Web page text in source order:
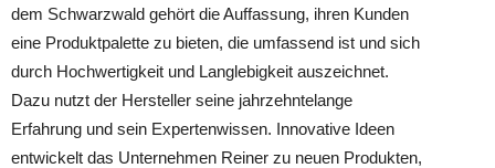
dem Schwarzwald gehört die Auffassung, ihren Kunden
eine Produktpalette zu bieten, die umfassend ist und sich
durch Hochwertigkeit und Langlebigkeit auszeichnet.
Dazu nutzt der Hersteller seine jahrzehntelange
Erfahrung und sein Expertenwissen. Innovative Ideen
entwickelt das Unternehmen Reiner zu neuen Produkten,